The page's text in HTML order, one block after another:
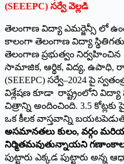
(SEEEPC) సర్వే వెల్లడి
తెలంగాణ విద్యా ఎమర్జెన్సీ లో
కాలంగా తెలంగాణ విద్యా
తెలంగాణ ప్రభుత్వం నిర్వహించిన
సామాజిక, ఆర్థిక, విద్య, ఉపాధి,
(SEEEPC) సర్వే–2024 పై
విశ్లేషణ కూడా రాష్ట్రంలోని విద్యా
చిత్రాన్ని అందించింది. 3.5
ఒక కీలక వాస్తవాన్ని
అసమానతలు కులం, వర్గం
నిర్మితమవుతున్నాయని
పుట్టారు ఎక్కడ పుట్టారు అన్న